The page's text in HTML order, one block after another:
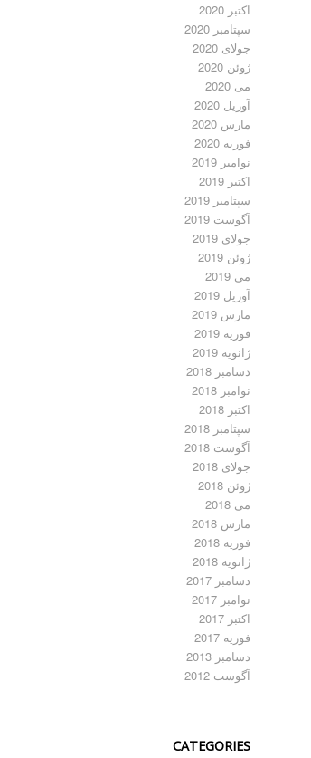
اکتبر 2020
سپتامبر 2020
جولای 2020
ژوئن 2020
می 2020
آوریل 2020
مارس 2020
فوریه 2020
نوامبر 2019
اکتبر 2019
سپتامبر 2019
آگوست 2019
جولای 2019
ژوئن 2019
می 2019
آوریل 2019
مارس 2019
فوریه 2019
ژانویه 2019
دسامبر 2018
نوامبر 2018
اکتبر 2018
سپتامبر 2018
آگوست 2018
جولای 2018
ژوئن 2018
می 2018
مارس 2018
فوریه 2018
ژانویه 2018
دسامبر 2017
نوامبر 2017
اکتبر 2017
فوریه 2017
دسامبر 2013
آگوست 2012
CATEGORIES